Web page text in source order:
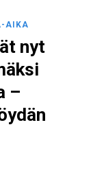
AIKA
nyt
–